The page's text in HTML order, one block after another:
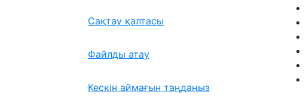
Сақтау қалтасы
Файлды атау
Кескін аймағын таңдаңыз